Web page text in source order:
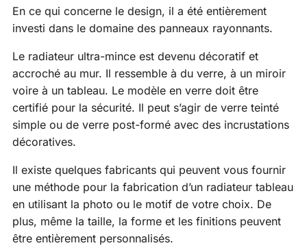
En ce qui concerne le design, il a été entièrement
investi dans le domaine des panneaux rayonnants.
Le radiateur ultra-mince est devenu décoratif et
accroché au mur. Il ressemble à du verre, à un miroir
voire à un tableau. Le modèle en verre doit être
certifié pour la sécurité. Il peut s’agir de verre teinté
simple ou de verre post-formé avec des incrustations
décoratives.
Il existe quelques fabricants qui peuvent vous fournir
une méthode pour la fabrication d’un radiateur tableau
en utilisant la photo ou le motif de votre choix. De
plus, même la taille, la forme et les finitions peuvent
être entièrement personnalisés.